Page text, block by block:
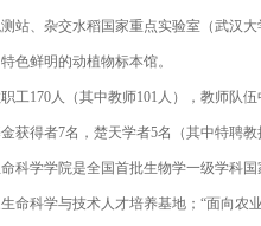
站、杂交水稻国家重点实验室（武汉
色鲜明的动植物标本馆。
170人（其中教师101人），教师队伍
获得者7名，楚天学者5名（其中特聘
学学院是全国首批生物学一级学科国
命科学与技术人才培养基地；“面向农